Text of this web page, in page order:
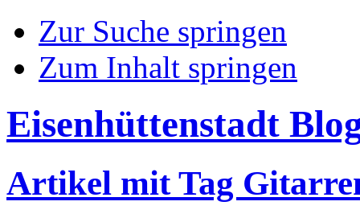
Zur Suche springen
Zum Inhalt springen
Eisenhüttenstadt
Artikel mit Tag